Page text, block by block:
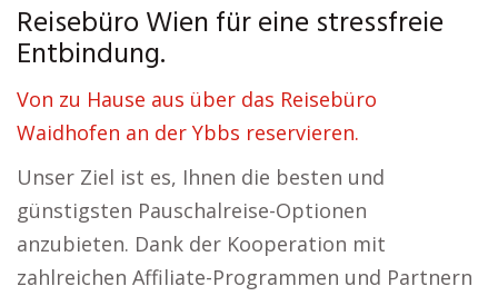
Reisebüro Wien für eine stressfreie
Entbindung.
Von zu Hause aus über das Reisebüro
Waidhofen an der Ybbs reservieren.
Unser Ziel ist es, Ihnen die besten und
günstigsten Pauschalreise-Optionen
anzubieten. Dank der Kooperation mit
zahlreichen Affiliate-Programmen und Partnern